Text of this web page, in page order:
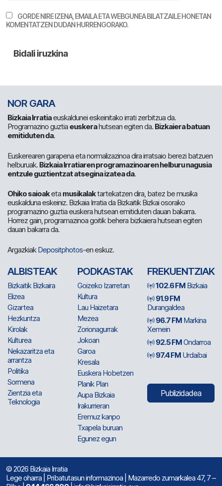
GORDE NIRE IZENA, EMAILA ETA WEBGUNEA BILATZAILE HONETAN
KOMENTATZEN DUDAN HURRENGORAKO.
NOR GARA
Bizkaia Irratiaeuskaldunei eskeinitako irrati zerbitzua da.
Programazino guztia euskerahutsean egiten da. Bizkaiera batuan
emitiduten da.
Euskerearen garapena eta normalizazinoa dira irratsaio berezi batzuen
helburuak. Bizkaia Irratiaren programazinoaren helburu nagusia
entzule guztientzat atsegina izatea da.
Ohiko saioaketa musikalaktartekatzen dira, batez be musika
euskalduna eskeiniz. Bizkaia Irratia da Bizkaitik Bizkai osorako
programazino guztia euskera hutsean emitiduten dauan bakarra.
Horrez gain, programazinoa goitik behera bizkaiera hutsean egiten
dauan bakarra da.
ArgazkiakDepositphotos-en eskuz.
ALBISTEAK
Bizkaitik Bizkaira
Elizea
Gizartea
Hezkuntza
Kirolak
Kulturea
Nekazaritza eta
arrantza
Politika
Sormena
Zientzia eta
Teknologia
PODKASTAK
Goizeko Izarretan
Kultura
Lau Haizetara
Mezea
Zorionagurrak
Jokoan
Garoa
Kresala
Euskera Hobetzen
Planik Plan
Aupa Bizkaia
Irakurrieran
Eremuz kanpo
Txapela buruan
Egunez egun
FREKUENTZIAK
102.6 FM Bizkaia
91.9 FM
Durangaldea
96.7 FM Markina
Xemein
92.5 FMOndarroa
97.4 FM Urdaibai
Publizidadea
© 2026 Bizkaia Irratia
Lege oharra Pribatutasun informazinoa | Mazarredo zumarkalea 47, 7 –